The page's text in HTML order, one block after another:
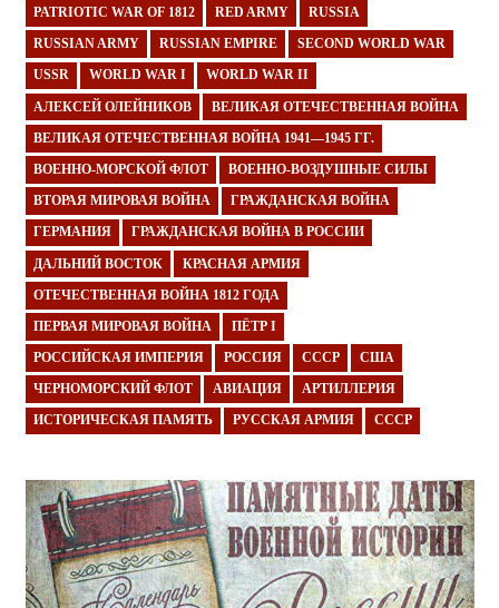
PATRIOTIC WAR OF 1812 RED ARMY RUSSIA
RUSSIAN ARMY RUSSIAN EMPIRE SECOND WORLD WAR
USSR WORLD WAR I WORLD WAR II
АЛЕКСЕЙ ОЛЕЙНИКОВ ВЕЛИКАЯ ОТЕЧЕСТВЕННАЯ ВОЙНА
ВЕЛИКАЯ ОТЕЧЕСТВЕННАЯ ВОЙНА 1941—1945 ГГ.
ВОЕННО-МОРСКОЙ ФЛОТ ВОЕННО-ВОЗДУШНЫЕ СИЛЫ
ВТОРАЯ МИРОВАЯ ВОЙНА ГРАЖДАНСКАЯ ВОЙНА
ГЕРМАНИЯ ГРАЖДАНСКАЯ ВОЙНА В РОССИИ
ДАЛЬНИЙ ВОСТОК КРАСНАЯ АРМИЯ
ОТЕЧЕСТВЕННАЯ ВОЙНА 1812 ГОДА
ПЕРВАЯ МИРОВАЯ ВОЙНА ПЁТР I
РОССИЙСКАЯ ИМПЕРИЯ РОССИЯ СССР США
ЧЕРНОМОРСКИЙ ФЛОТ АВИАЦИЯ АРТИЛЛЕРИЯ
ИСТОРИЧЕСКАЯ ПАМЯТЬ РУССКАЯ АРМИЯ СССР